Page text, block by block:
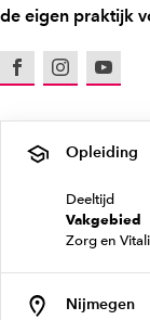
de eigen praktijk
FacebookInstagramYoutube
Opleiding
Deeltijd
Vakgebied
Zorg en
Nijmegen